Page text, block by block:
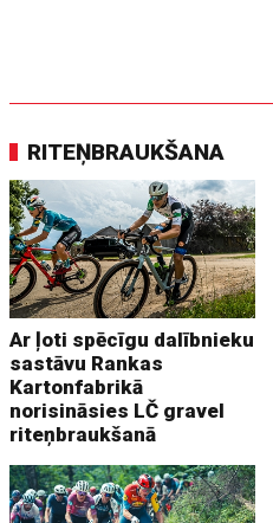
RITEŅBRAUKŠANA
Ar ļoti spēcīgu dalībnieku
sastāvu Rankas
Kartonfabrikā
norisināsies LČ gravel
riteņbraukšanā